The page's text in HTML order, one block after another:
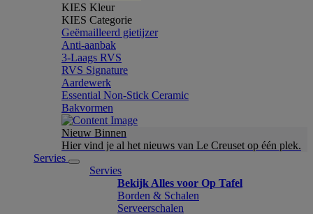
KIES Kleur
KIES Categorie
Geëmailleerd gietijzer
Anti-aanbak
3-Laags RVS
RVS Signature
Aardewerk
Essential Non-Stick Ceramic
Bakvormen
Nieuw Binnen
Hier vind je al het nieuws van Le Creuset op één plek.
Servies
Servies
Bekijk Alles voor Op Tafel
Borden & Schalen
Serveerschalen